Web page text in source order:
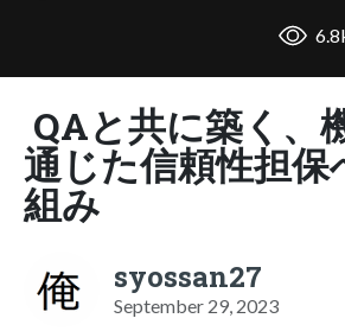
QAと共に築く、
通じた信頼性担保
組み
syossan27
September 29, 2023